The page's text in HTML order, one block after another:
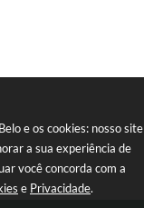
e os cookies: nosso site
a sua experiência de
você concorda com a
e Privacidade.